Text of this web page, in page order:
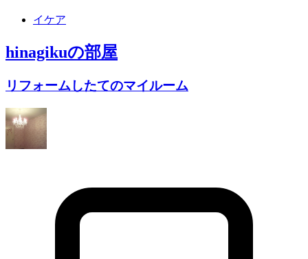
イケア
hinagikuの部屋
リフォームしたてのマイルーム